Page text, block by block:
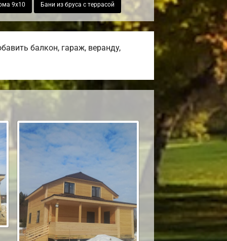
9х10 Бани из бруса с террасой
балкон, гараж, веранду,